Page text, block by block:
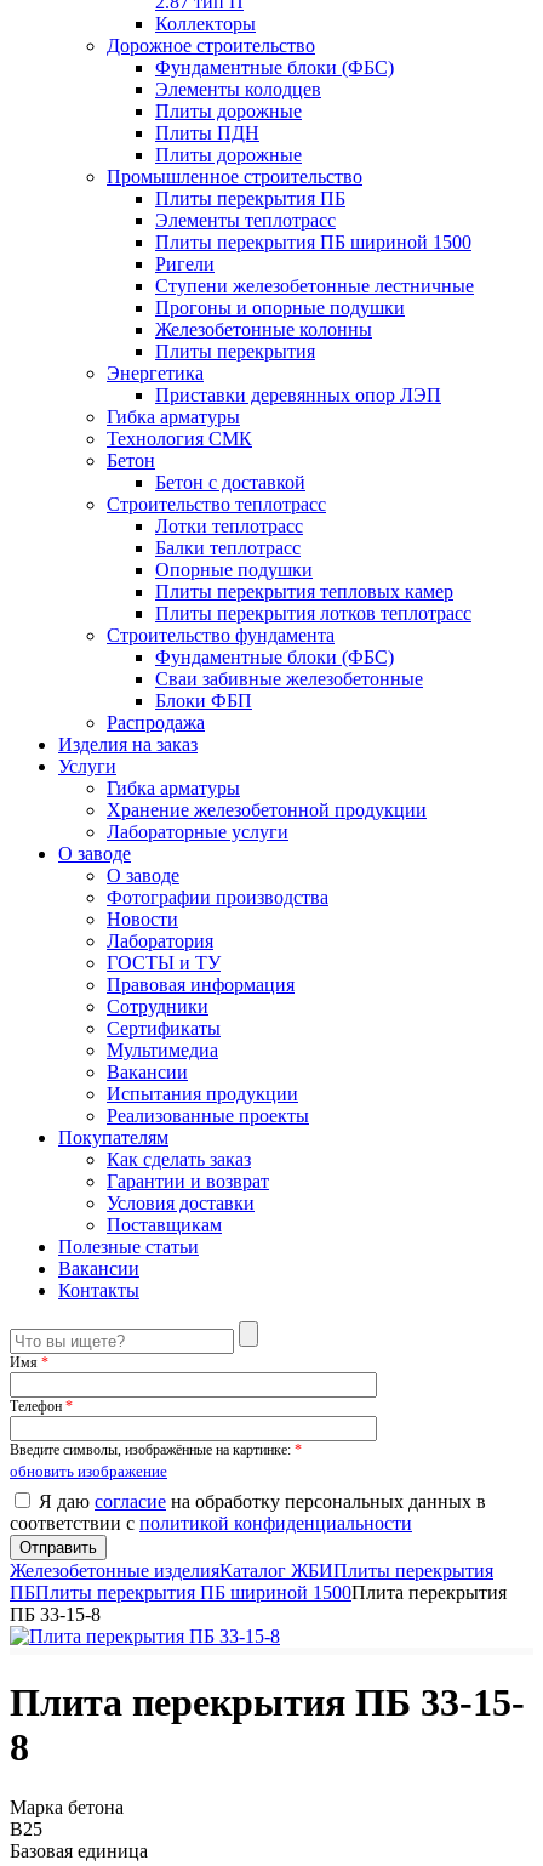
Коллекторы
Дорожное строительство
Фундаментные блоки (ФБС)
Элементы колодцев
Плиты дорожные
Плиты ПДН
Плиты дорожные
Промышленное строительство
Плиты перекрытия ПБ
Элементы теплотрасс
Плиты перекрытия ПБ шириной 1500
Ригели
Ступени железобетонные лестничные
Прогоны и опорные подушки
Железобетонные колонны
Плиты перекрытия
Энергетика
Приставки деревянных опор ЛЭП
Гибка арматуры
Технология СМК
Бетон
Бетон с доставкой
Строительство теплотрасс
Лотки теплотрасс
Балки теплотрасс
Опорные подушки
Плиты перекрытия тепловых камер
Плиты перекрытия лотков теплотрасс
Строительство фундамента
Фундаментные блоки (ФБС)
Сваи забивные железобетонные
Блоки ФБП
Распродажа
Изделия на заказ
Услуги
Гибка арматуры
Хранение железобетонной продукции
Лабораторные услуги
О заводе
О заводе
Фотографии производства
Новости
Лаборатория
ГОСТЫ и ТУ
Правовая информация
Сотрудники
Сертификаты
Мультимедиа
Вакансии
Испытания продукции
Реализованные проекты
Покупателям
Как сделать заказ
Гарантии и возврат
Условия доставки
Поставщикам
Полезные статьи
Вакансии
Контакты
Имя *
Телефон *
Введите символы, изображённые на картинке: *
обновить изображение
Я даю согласие на обработку персональных данных в
соответствии с политикой конфиденциальности
Железобетонные изделияКаталог ЖБИПлиты перекрытия
ПБПлиты перекрытия ПБ шириной 1500Плита перекрытия
ПБ 33-15-8
Плита перекрытия ПБ 33-15-
8
Марка бетона
B25
Базовая единица